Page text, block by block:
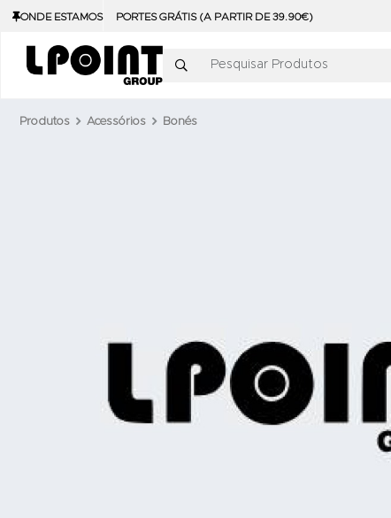
ONDE ESTAMOS PORTES GRÁTIS (A PARTIR DE 39.90€)
Pesquisar Produtos
Produtos Acessórios Bonés